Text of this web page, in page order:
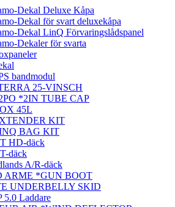
Dekal Deluxe Kåpa
Dekal för svart deluxekåpa
Dekal LinQ Förvaringslådspanel
Dekaler för svarta
bandmodul
25-VINSCH
*2IN TUBE CAP
45L
KIT
BAG KIT
HD-däck
däck
A/R-däck
ARME *GUN BOOT
UNDERBELLY SKID
Laddare